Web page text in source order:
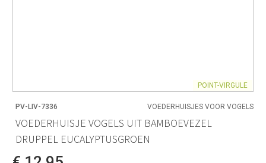
POINT-VIRGULE
PV-LIV-7336 VOEDERHUISJES VOOR VOGELS
VOEDERHUISJE VOGELS UIT BAMBOEVEZEL
DRUPPEL EUCALYPTUSGROEN